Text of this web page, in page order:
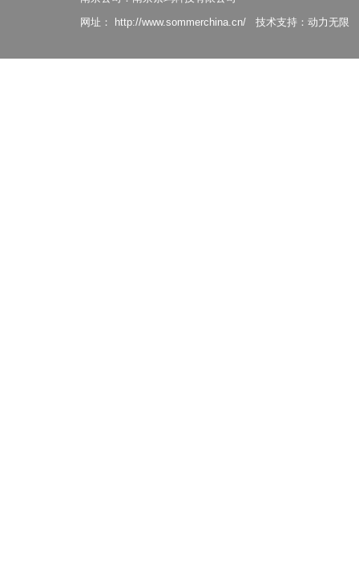
网址：
http://www.sommerchina.cn/ 技术支持： 动力无限